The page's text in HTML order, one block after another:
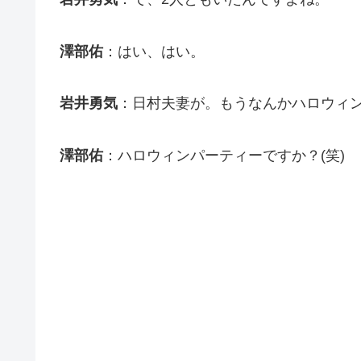
澤部佑 ：はい、はい。
岩井勇気 ：日村夫妻が。もうなんかハロウィ
澤部佑 ：ハロウィンパーティーですか？(笑)